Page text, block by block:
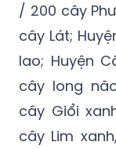
/ 200 cây
cây Lát;
lao; Huyện
cây long
cây Giổi
cây Lim